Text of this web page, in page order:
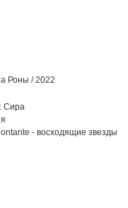
Роны / 2022
Сира
- восходящие звезды